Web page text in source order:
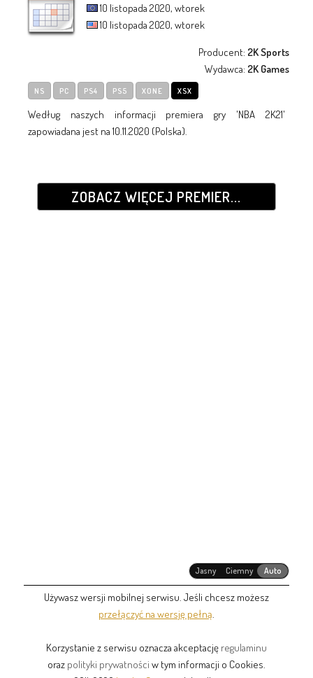
10 listopada 2020, wtorek
10 listopada 2020, wtorek
Producent: 2K Sports
Wydawca: 2K Games
NS PC PS4 PS5 XONE XSX
Według naszych informacji premiera gry 'NBA 2K21'
zapowiadana jest na 10.11.2020 (Polska).
ZOBACZ WIĘCEJ PREMIER...
Jasny Ciemny Auto
Używasz wersji mobilnej serwisu. Jeśli chcesz możesz
przełączyć na wersję pełną
Korzystanie z serwisu oznacza akceptację regulaminu
oraz polityki prywatności w tym informacji o Cookies.